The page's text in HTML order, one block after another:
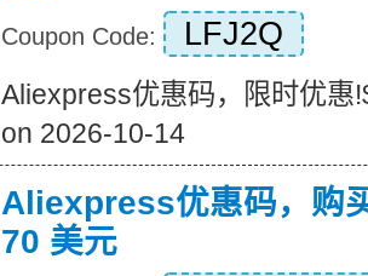
Coupon Code: LFJ2Q
Aliexpress优惠码，限时优惠
on 2026-10-14
Aliexpress优惠码，购
70 美元